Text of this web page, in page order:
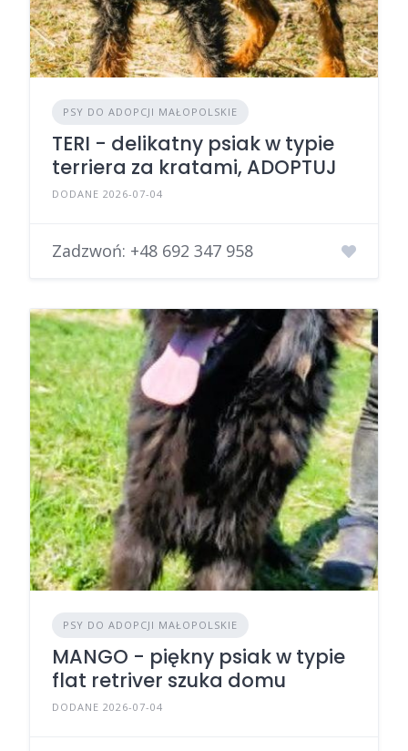
PSY DO ADOPCJI MAŁOPOLSKIE
TERI - delikatny psiak w typie
terriera za kratami, ADOPTUJ
DODANE 2026-07-04
Zadzwoń: +48 692 347 958
PSY DO ADOPCJI MAŁOPOLSKIE
MANGO - piękny psiak w typie
flat retriver szuka domu
DODANE 2026-07-04